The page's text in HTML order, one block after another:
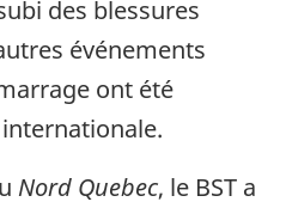
des blessures
événements
ont été
Nord Quebec, le BST a